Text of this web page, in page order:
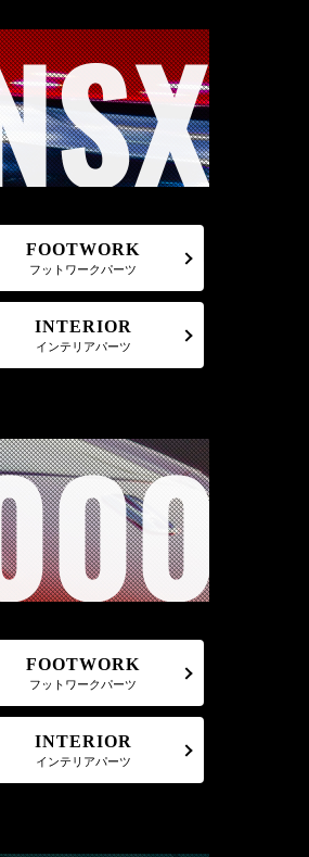
FOOTWORK
フットワークパーツ
INTERIOR
インテリアパーツ
FOOTWORK
フットワークパーツ
INTERIOR
インテリアパーツ